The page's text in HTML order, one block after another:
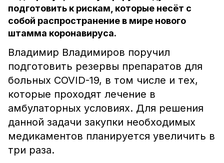
подготовить к рискам, которые несёт с
собой распространение в мире нового
штамма коронавируса.
Владимир Владимиров поручил
подготовить резервы препаратов для
больных COVID-19, в том числе и тех,
которые проходят лечение в
амбулаторных условиях. Для решения
данной задачи закупки необходимых
медикаментов планируется увеличить в
три раза.